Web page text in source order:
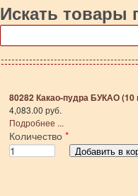
Искать товары
80282 Какао-пудра БУКАО (10
4,083.00 руб.
Подробнее ...
Количество *